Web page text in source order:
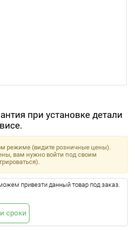
при установке детали
режиме (видите розничные цены).
вам нужно войти под своим
привезти данный товар под заказ.
сроки